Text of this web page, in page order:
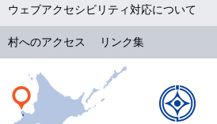
ウェブアクセシビリティ対応について
村へのアクセス リンク集